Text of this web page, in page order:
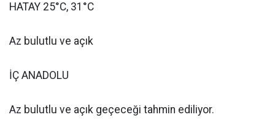
HATAY 25°C, 31°C
Az bulutlu ve açık
İÇ ANADOLU
Az bulutlu ve açık geçeceği tahmin ediliyor.